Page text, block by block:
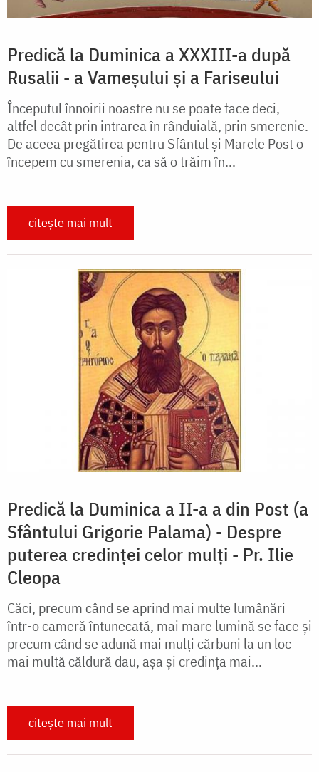
Predică la Duminica a XXXIII-a după
Rusalii - a Vameșului și a Fariseului
Începutul înnoirii noastre nu se poate face deci,
altfel decât prin intrarea în rânduială, prin smerenie.
De aceea pregătirea pentru Sfântul și Marele Post o
începem cu smerenia, ca să o trăim în...
citește mai mult
Predică la Duminica a II-a a din Post (a
Sfântului Grigorie Palama) - Despre
puterea credinței celor mulți - Pr. Ilie
Cleopa
Căci, precum când se aprind mai multe lumânări
într-o cameră întunecată, mai mare lumină se face și
precum când se adună mai mulți cărbuni la un loc
mai multă căldură dau, așa și credința mai...
citește mai mult